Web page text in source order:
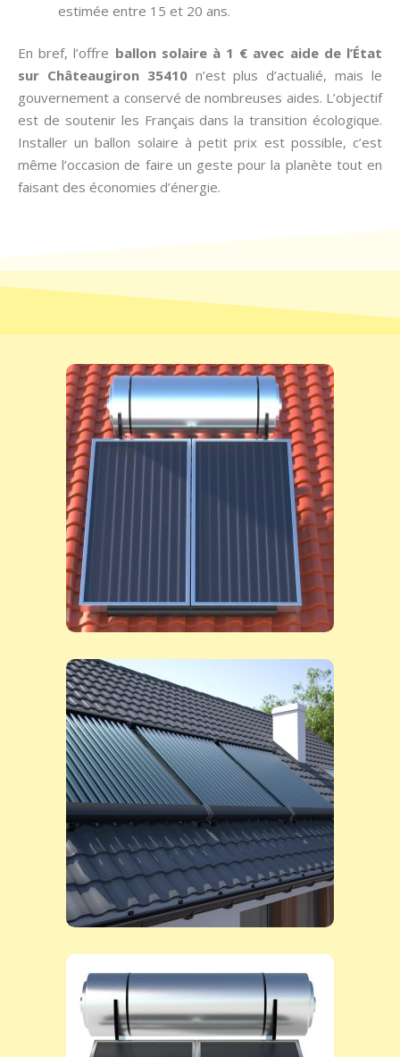
estimée entre 15 et 20 ans.
En bref, l’offre ballon solaire à 1 € avec aide de l’État
sur Châteaugiron 35410n’est plus d’actualié, mais le
gouvernement a conservé de nombreuses aides. L’objectif
est de soutenir les Français dans la transition écologique.
Installer un ballon solaire à petit prix est possible, c’est
même l’occasion de faire un geste pour la planète tout en
faisant des économies d’énergie.